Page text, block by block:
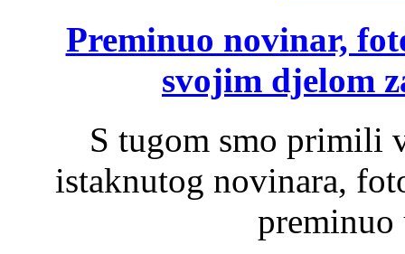
Preminuo novinar,
svojim djelom
S tugom smo primili
istaknutog novinara,